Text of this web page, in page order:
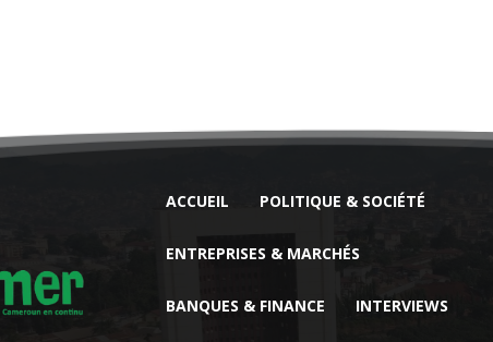
ACCUEIL POLITIQUE & SOCIÉTÉ
ENTREPRISES & MARCHÉS
BANQUES & FINANCE INTERVIEWS